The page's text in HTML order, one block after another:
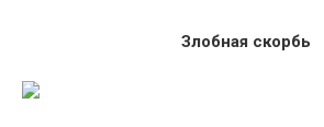
Злобная скорбь